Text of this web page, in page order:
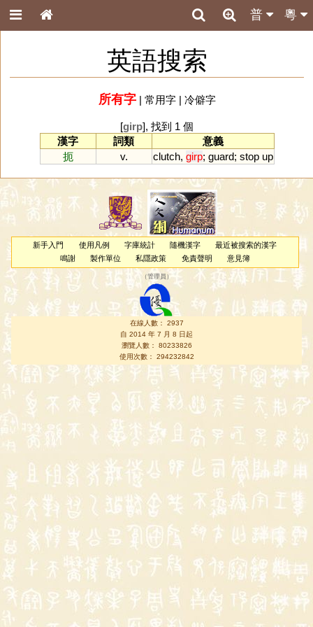
粵
普
英語搜索
所有字| 常用字| 冷僻字
[girp], 找到 1 個
漢字
詞類
意義
扼
v. clutch, girp; guard; stop up
新手入門 使用凡例 字庫統計 隨機漢字
最近被搜索的漢字
鳴謝
製作單位 私隱政策 免責聲明 意見簿
（管理員 ）
在線人數： 2937
自 2014 年 7 月 8 日起
瀏覽人數： 80233826
使用次數： 294232842